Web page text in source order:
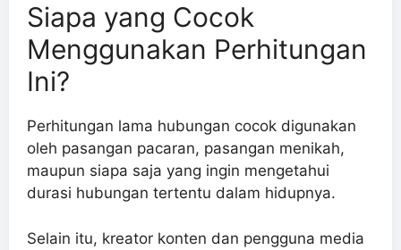
Siapa yang Cocok
Menggunakan Perhitungan
Ini?
Perhitungan lama hubungan cocok digunakan
oleh pasangan pacaran, pasangan menikah,
maupun siapa saja yang ingin mengetahui
durasi hubungan tertentu dalam hidupnya.
Selain itu, kreator konten dan pengguna media